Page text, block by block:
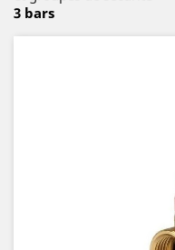
3 bars